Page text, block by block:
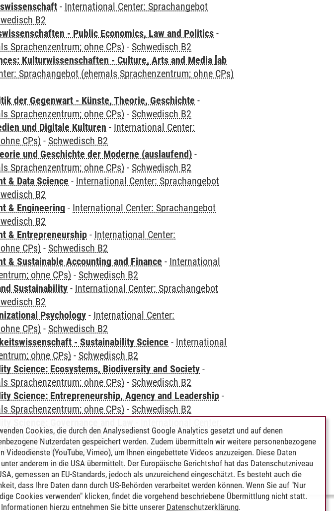
- International Center: Sprachangebot
B2
- Public Economics, Law and Politics -
Sprachenzentrum; ohne CPs) - Schwedisch B2
Kulturwissenschaften - Culture, Arts and Media [ab
Sprachangebot (ehemals Sprachenzentrum; ohne CPs)
der Gegenwart - Künste, Theorie, Geschichte -
Sprachenzentrum; ohne CPs) - Schwedisch B2
und Digitale Kulturen - International Center:
CPs) - Schwedisch B2
und Geschichte der Moderne (auslaufend) -
Sprachenzentrum; ohne CPs) - Schwedisch B2
& Data Science - International Center: Sprachangebot
B2
& Engineering - International Center: Sprachangebot
B2
& Entrepreneurship - International Center:
CPs) - Schwedisch B2
& Sustainable Accounting and Finance - International
ohne CPs) - Schwedisch B2
Sustainability - International Center: Sprachangebot
B2
Psychology - International Center:
CPs) - Schwedisch B2
- Sustainability Science - International
ohne CPs) - Schwedisch B2
Science: Ecosystems, Biodiversity and Society -
Sprachenzentrum; ohne CPs) - Schwedisch B2
Science: Entrepreneurship, Agency and Leadership -
Sprachenzentrum; ohne CPs) - Schwedisch B2
Science: Governance and Law
CPs)-Schwedisch B2
Science: Resources, Materials and Chemistry-
Sprachenzentrum; ohne CPs)-Schwedisch B2
Cookies, die durch den Analysedienst Google Analytics gesetzt und auf denen
Nutzerdaten gespeichert werden. Zudem übermitteln wir weitere personenbezogene
Videodienste (YouTube, Vimeo), um Ihnen eingebettete Videos anzuzeigen. Diese Daten
anderem in die USA übermittelt. Der Europäische Gerichtshof hat das Datenschutzniveau
gemessen an EU-Standards, jedoch als unzureichend eingeschätzt. Es besteht auch die
dass Ihre Daten dann durch US-Behörden verarbeitet werden können. Wenn Sie auf "Nur
Cookies verwenden" klicken, findet die vorgehend beschriebene Übermittlung nicht statt.
hierzu entnehmen Sie bitte unserer Datenschutzerklärung.